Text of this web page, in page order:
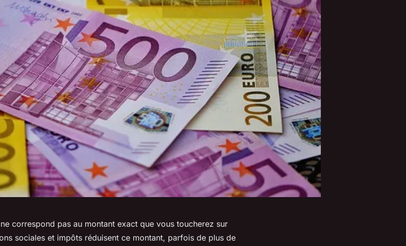
correspond pas au montant exact que vous toucherez sur
sociales et impôts réduisent ce montant, parfois de plus de